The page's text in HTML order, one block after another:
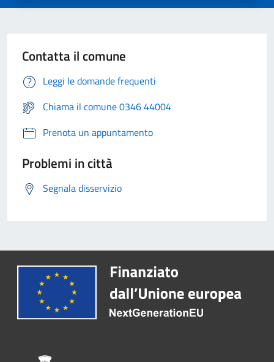
Contatta il comune
Leggi le domande frequenti
Chiama il comune 0346 44004
Prenota un appuntamento
Problemi in città
Segnala disservizio